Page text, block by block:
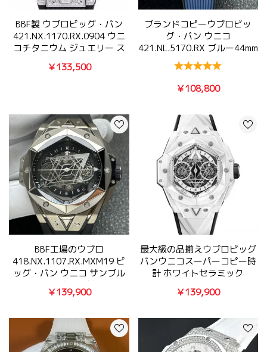
BBF製 ウブロビッグ・バン
421.NX.1170.RX.0904 ウニ
コチタニウム ジュエリー ス
￥133,500
ブランドコピーウブロビッ
グ・バン ウニコ
421.NL.5170.RX ブルー44mm
高級時計
￥108,800
BBF工場のウブロ
418.NX.1107.RX.MXM19 ビ
ッグ・バン ウニコ サンブル
ーII チタニウム絶対欲しい
￥139,900
最大級の品揃えウブロビッグ
バンウニコスーパーコピー時
計 ホワイトセラミック
￥139,900